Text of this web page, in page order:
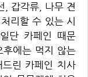
, 갑각류, 나무 견
리할 수 있는 시
단 카페인 때문
에는 먹지 않는
린 카페인 치사